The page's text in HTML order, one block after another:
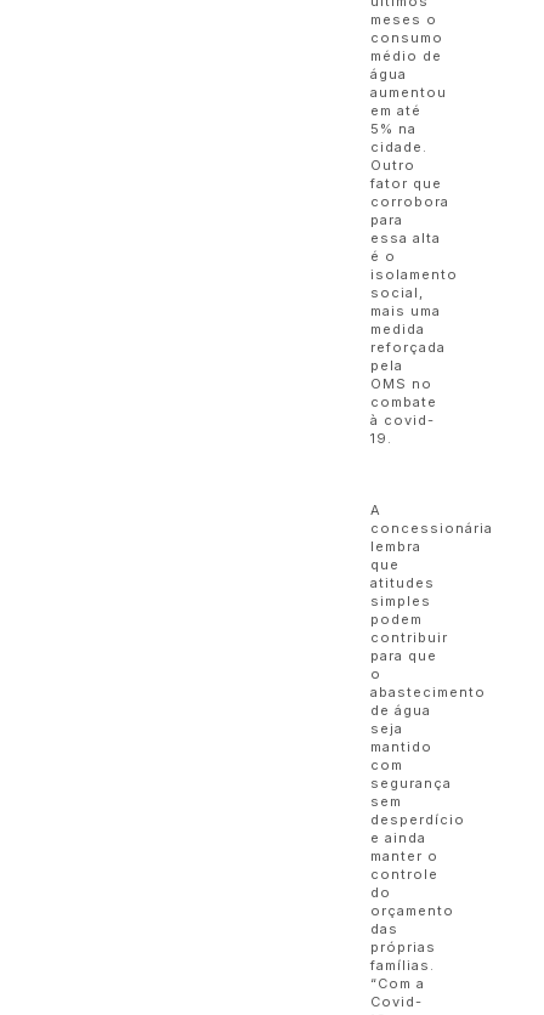
meses o
consumo
médio de
água
aumentou
em até
5% na
cidade.
Outro
fator que
corrobora
para
essa alta
é o
isolamento
social,
mais uma
medida
reforçada
pela
OMS no
combate
à covid-
19.
A
concessionária
lembra
que
atitudes
simples
podem
contribuir
para que
o
abastecimento
de água
seja
mantido
com
segurança
sem
desperdício
e ainda
manter o
controle
do
orçamento
das
próprias
famílias.
“Com a
Covid-